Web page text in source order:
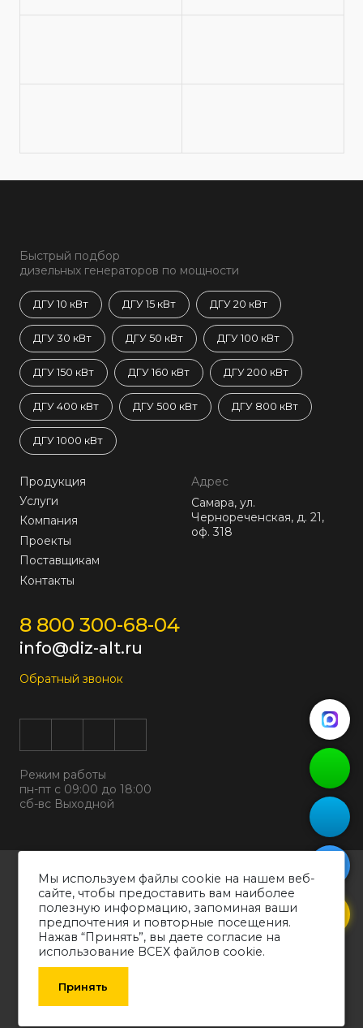
Быстрый подбор
дизельных генераторов по мощности
ДГУ 10 кВт ДГУ 15 кВт ДГУ 20 кВт
ДГУ 30 кВт ДГУ 50 кВт ДГУ 100 кВт
ДГУ 150 кВт ДГУ 160 кВт ДГУ 200 кВт
ДГУ 400 кВт ДГУ 500 кВт ДГУ 800 кВт
ДГУ 1000 кВт
Продукция
Услуги
Компания
Проекты
Поставщикам
Контакты
Адрес
Самара, ул.
Чернореченская, д. 21,
оф. 318
8 800 300-68-04
info@diz-alt.ru
Обратный звонок
Режим работы
пн-пт с 09:00 до 18:00
сб-вс Выходной
Все права защищены © 2026
ООО "ДИЗАЛЬТ"
ИНН 6318069799 ОГРН 1226300038194
Политика конфиденциальности
Согласие на обработку персональных данных
Обращаем ваше внимание на то, что вся информация о товарах,
носит информативный характер и может быть изменена производителем
Мы используем файлы cookie на нашем веб-
сайте, чтобы предоставить вам наиболее
полезную информацию, запоминая ваши
предпочтения и повторные посещения.
Нажав “Принять”, вы даете согласие на
использование ВСЕХ файлов cookie.
Принять